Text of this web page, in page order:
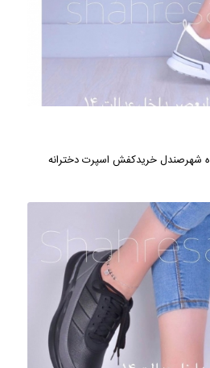
شهرصندل خریدکفش اسپرت دخترانه